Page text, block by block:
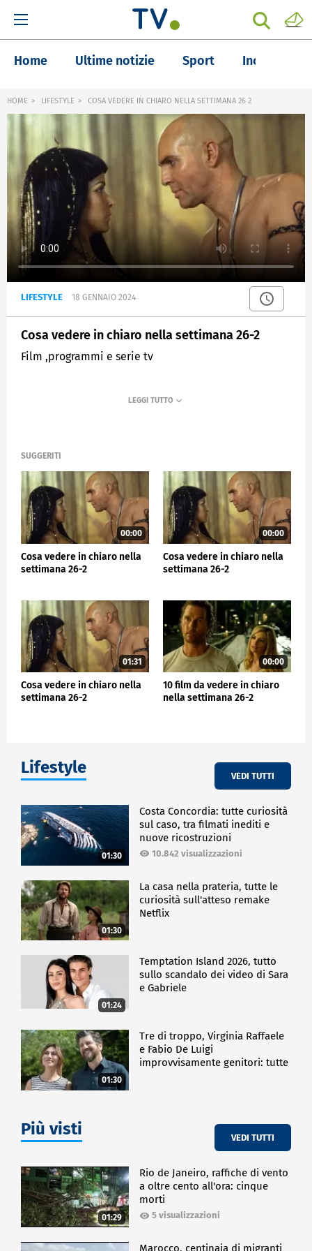
Home Ultime notizie Sport Inchieste
HOME LIFESTYLE COSA VEDERE IN CHIARO NELLA SETTIMANA 26 2
LIFESTYLE 18 GENNAIO 2024
Cosa vedere in chiaro nella settimana 26-2
Film ,programmi e serie tv
SUGGERITI
00:00
Cosa vedere in chiaro nella
settimana 26-2
00:00
Cosa vedere in chiaro nella
settimana 26-2
01:31
Cosa vedere in chiaro nella
settimana 26-2
00:00
10 film da vedere in chiaro
nella settimana 26-2
Lifestyle VEDI TUTTI
01:30
Costa Concordia: tutte curiosità
sul caso, tra filmati inediti e
nuove ricostruzioni
10.842 visualizzazioni
01:30
La casa nella prateria, tutte le
curiosità sull'atteso remake
Netflix
01:24
Temptation Island 2026, tutto
sullo scandalo dei video di Sara
e Gabriele
01:30
Tre di troppo, Virginia Raffaele
e Fabio De Luigi
improvvisamente genitori: tutte
Più visti VEDI TUTTI
01:29
Rio de Janeiro, raffiche di vento
a oltre cento all'ora: cinque
morti
5 visualizzazioni
Marocco, centinaia di migranti